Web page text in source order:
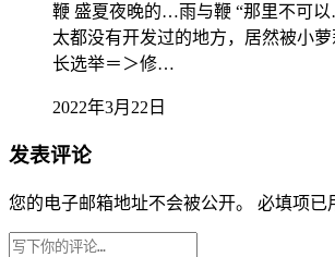
鞭 盛夏夜晚的…雨与鞭 “那里不可
太都没有开发过的地方，居然被小
长选举＝＞修…
2022年3月22日
发表评论
您的电子邮箱地址不会被公开。 必填项已